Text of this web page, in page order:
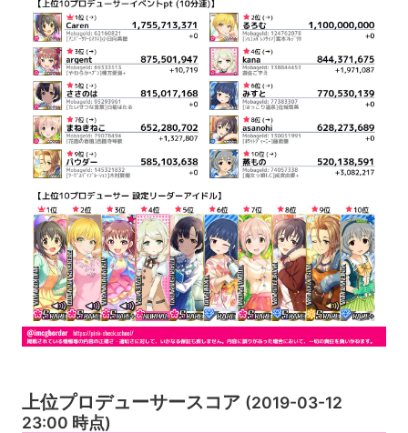
上位プロデューサースコア (2019-03-12
23:00 時点)